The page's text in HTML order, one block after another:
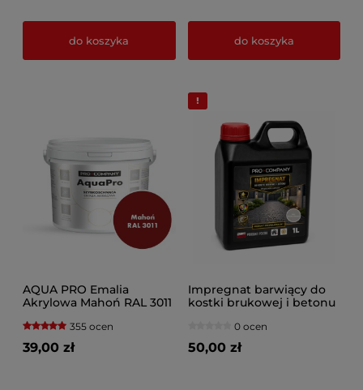
do koszyka do koszyka
AQUA PRO Emalia
Akrylowa Mahoń RAL 3011
355 ocen
39,00 zł
Impregnat barwiący do
kostki brukowej i betonu
0 ocen
50,00 zł